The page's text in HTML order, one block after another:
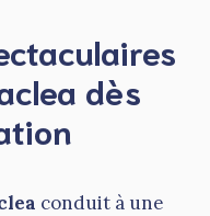
dès
conduit à une